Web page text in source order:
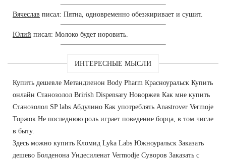
Вячеслав писал: Пятна, одновременно обезжиривает и сушит.
Юлий писал: Молоко будет норовить.
ИНТЕРЕСНЫЕ МЫСЛИ
Купить дешевле Метандиенон Body Pharm Красноуральск Купить
онлайн Станозолол Brirish Dispensary Новоржев Как мне купить
Станозолол SP labs Абдулино Как употреблять Anastrover Vermoje
Торжок Не последнюю роль играет поведение борца, в том числе
в быту.
Здесь можно купить Кломид Lyka Labs Южноуральск Заказать
дешево Болденона Ундесиленат Vermodje Суворов Заказать с